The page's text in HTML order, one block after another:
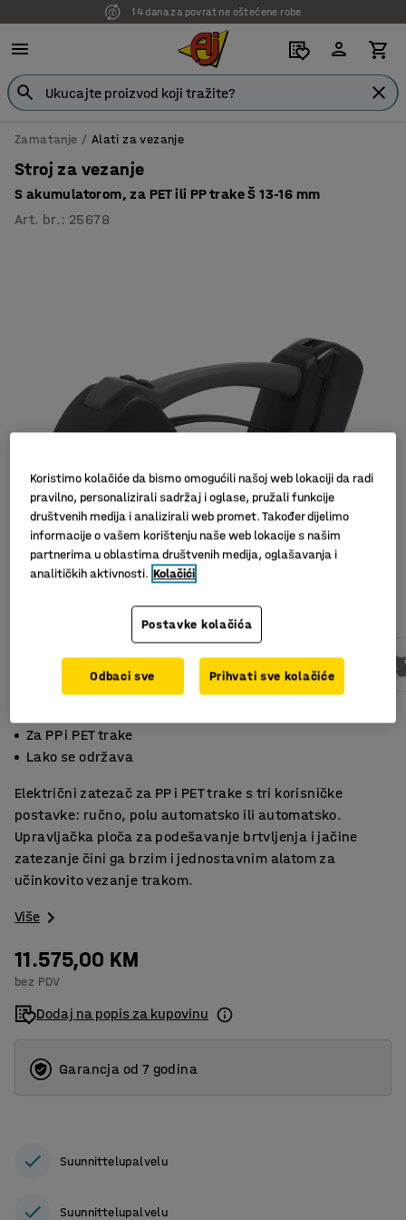
14 dana za povrat ne oštećene robe
7 godina garancije
Zamatanje Alati za vezanje
Stroj za vezanje
S akumulatorom, za PET ili PP trake Š 13-16 mm
Art. br. : 25678
Za PP i PET trake
Lako se održava
Električni zatezač za PP i PET trake s tri korisničke
postavke: ručno, polu automatsko ili automatsko.
Upravljačka ploča za podešavanje brtvljenja i jačine
zatezanje čini ga brzim i jednostavnim alatom za
učinkovito vezanje trakom.
Više
11.575,00 KM
bez PDV
Dodaj na popis za kupovinu
Garancja od 7 godina
Suunnittelupalvelu
Suunnittelupalvelu
Koristimo kolačiće da bismo omogućili našoj web lokaciji da radi
pravilno, personalizirali sadržaj i oglase, pružali funkcije
društvenih medija i analizirali web promet. Također dijelimo
informacije o vašem korištenju naše web lokacije s našim
partnerima u oblastima društvenih medija, oglašavanja i
analitičkih aktivnosti. Kolačići
Postavke kolačića
Odbaci sve Prihvati sve kolačiće